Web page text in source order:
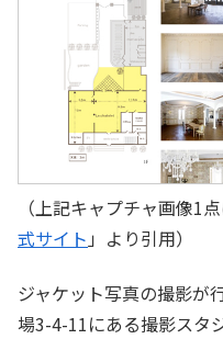
（上記キャプチャ画像1
式サイト 」より引用）
ジャケット写真の撮影が
場3-4-11にある撮影スタ